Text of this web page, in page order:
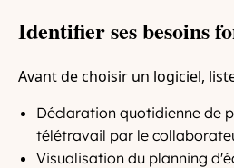
Identifier ses besoins
Avant de choisir un logiciel,
Déclaration quotidienne de
télétravail par le
Visualisation du planning